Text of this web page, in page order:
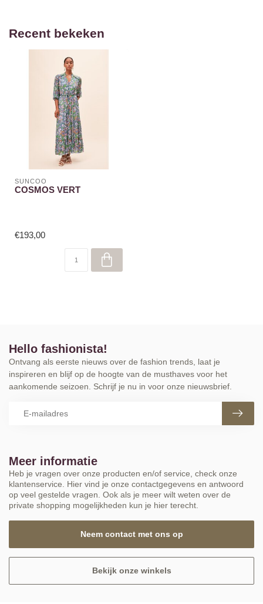
Recent bekeken
SUNCOO
COSMOS VERT
€193,00
Meer informatie
Heb je vragen over onze producten en/of service, check onze
klantenservice. Hier vind je onze contactgegevens en antwoord
op veel gestelde vragen. Ook als je meer wilt weten over de
private shopping mogelijkheden kun je hier terecht.
Neem contact met ons op
Bekijk onze winkels
Hello fashionista!
Ontvang als eerste nieuws over de fashion trends, laat je
inspireren en blijf op de hoogte van de musthaves voor het
aankomende seizoen. Schrijf je nu in voor onze nieuwsbrief.